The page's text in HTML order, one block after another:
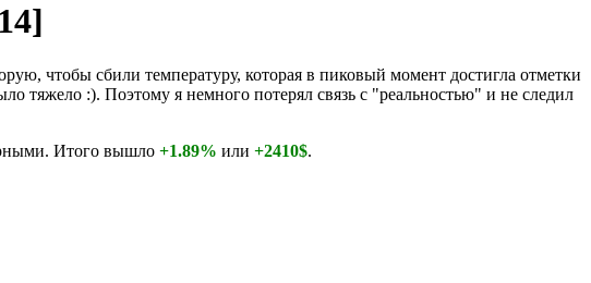
чтобы сбили температуру, которая в пиковый момент достигла отметки
тяжело :). Поэтому я немного потерял связь с "реальностью" и не следил
Итого вышло +1.89% или +2410$.